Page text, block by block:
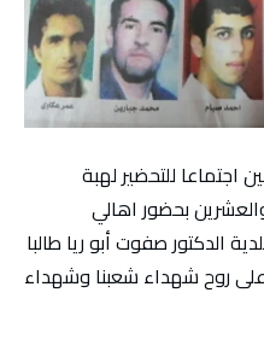
اجتماعا للتحضير لهبة
بحضور اهالي
الدكتور صفوت أبو ريا طالبا
روح شهداء شعبنا وشهداء